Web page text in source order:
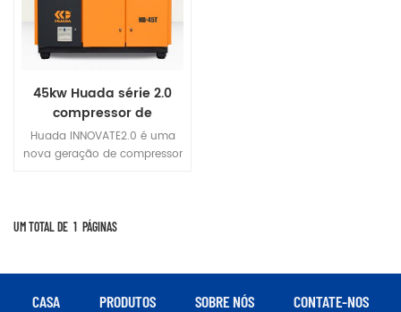
45kw Huada série 2.0
compressor de
parafuso de frequência
variável de ímã
Huada INNOVATE2.0 é uma
nova geração de compressor
desenvolvido de forma
UM TOTAL DE 1 PÁGINAS
CASA PRODUTOS SOBRE NÓS
CONTATE-NOS